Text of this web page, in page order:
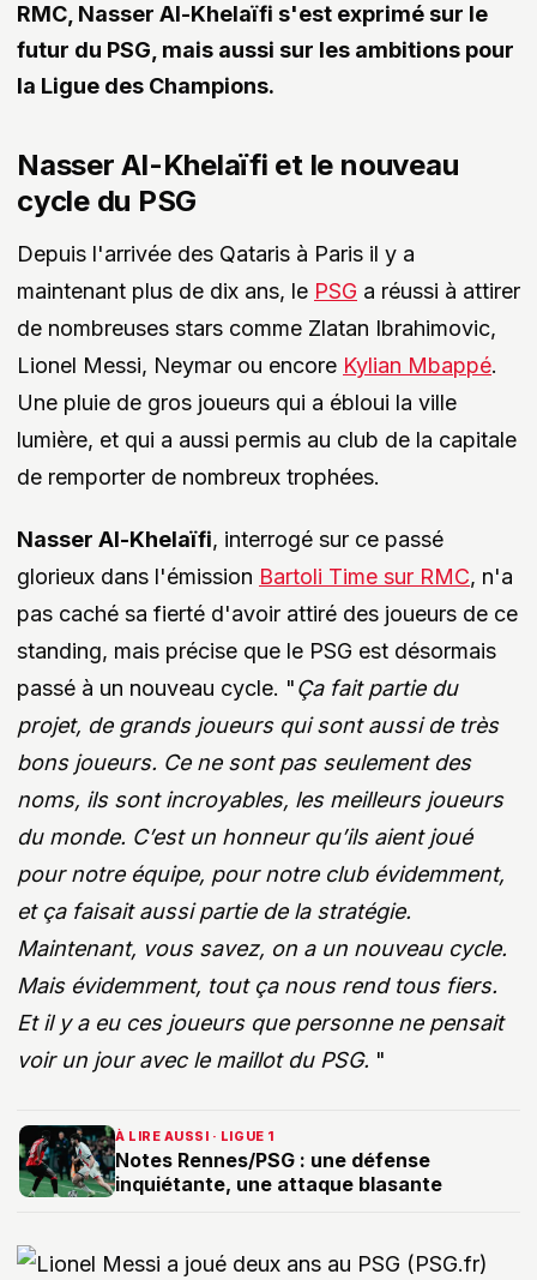
RMC, Nasser Al-Khelaïfi s'est exprimé sur le
futur du PSG, mais aussi sur les ambitions pour
la Ligue des Champions.
Nasser Al-Khelaïfi et le nouveau
cycle du PSG
Depuis l'arrivée des Qataris à Paris il y a
maintenant plus de dix ans, le PSG a réussi à attirer
de nombreuses stars comme Zlatan Ibrahimovic,
Lionel Messi, Neymar ou encore Kylian Mbappé.
Une pluie de gros joueurs qui a ébloui la ville
lumière, et qui a aussi permis au club de la capitale
de remporter de nombreux trophées.
Nasser Al-Khelaïfi, interrogé sur ce passé
glorieux dans l'émission Bartoli Time sur RMC, n'a
pas caché sa fierté d'avoir attiré des joueurs de ce
standing, mais précise que le PSG est désormais
passé à un nouveau cycle. "Ça fait partie du
projet, de grands joueurs qui sont aussi de très
bons joueurs. Ce ne sont pas seulement des
noms, ils sont incroyables, les meilleurs joueurs
du monde. C’est un honneur qu’ils aient joué
pour notre équipe, pour notre club évidemment,
et ça faisait aussi partie de la stratégie.
Maintenant, vous savez, on a un nouveau cycle.
Mais évidemment, tout ça nous rend tous fiers.
Et il y a eu ces joueurs que personne ne pensait
voir un jour avec le maillot du PSG. "
À LIRE AUSSI · LIGUE 1
Notes Rennes/PSG : une défense
inquiétante, une attaque blasante